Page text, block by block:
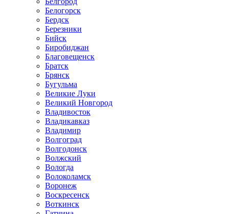
Белогорск
Бердск
Березники
Бийск
Биробиджан
Благовещенск
Братск
Брянск
Бугульма
Великие Луки
Великий Новгород
Владивосток
Владикавказ
Владимир
Волгоград
Волгодонск
Волжский
Вологда
Волоколамск
Воронеж
Воскресенск
Воткинск